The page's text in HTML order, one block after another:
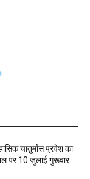
चातुर्मास प्रवेश का
पर 10 जुलाई गुरूवार